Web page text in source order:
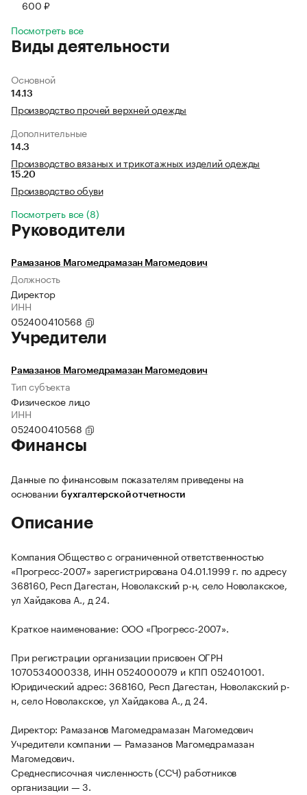
600 ₽
Посмотреть все
Виды деятельности
Основной
14.13
Производство прочей верхней одежды
Дополнительные
14.3
Производство вязаных и трикотажных изделий одежды
15.20
Производство обуви
Посмотреть все (8)
Руководители
Рамазанов Магомедрамазан Магомедович
Должность
Директор
ИНН
052400410568
Учредители
Рамазанов Магомедрамазан Магомедович
Тип субъекта
Физическое лицо
ИНН
052400410568
Финансы
Данные по финансовым показателям приведены на
основании бухгалтерской отчетности
Описание
Компания Общество с ограниченной ответственностью
«Прогресс-2007» зарегистрирована 04.01.1999 г. по адресу
368160, Респ Дагестан, Новолакский р-н, село Новолакское,
ул Хайдакова А., д 24.
Краткое наименование: ООО «Прогресс-2007».
При регистрации организации присвоен ОГРН
1070534000338, ИНН 0524000079 и КПП 052401001.
Юридический адрес: 368160, Респ Дагестан, Новолакский р-
н, село Новолакское, ул Хайдакова А., д 24.
Директор: Рамазанов Магомедрамазан Магомедович
Учредители компании — Рамазанов Магомедрамазан
Магомедович.
Среднесписочная численность (ССЧ) работников
организации — 3.